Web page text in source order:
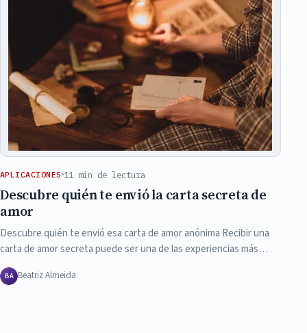
APLICACIONES 11 min de lectura
Descubre quién te envió la carta secreta de
amor
Descubre quién te envió esa carta de amor anónima Recibir una
carta de amor secreta puede ser una de las experiencias más…
BA Beatriz Almeida